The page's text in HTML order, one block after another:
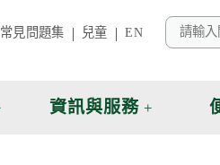
常見問題集 兒童 EN
資訊與服務